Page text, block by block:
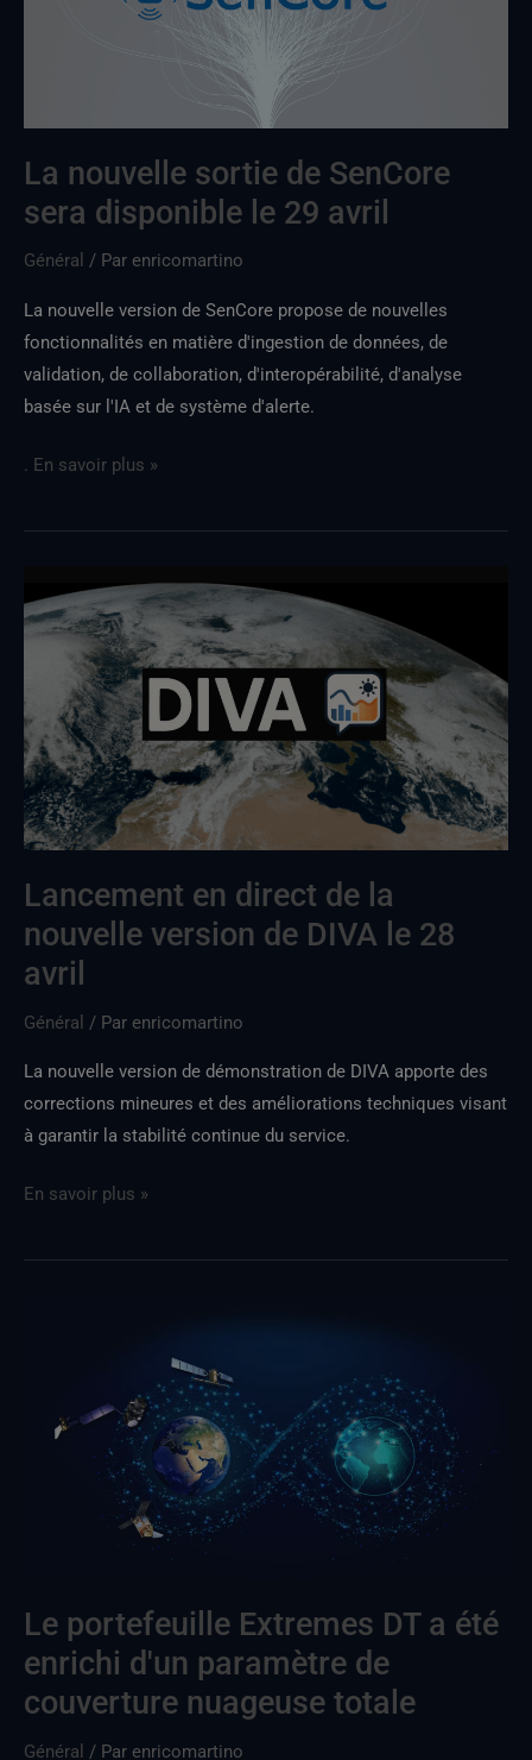
La nouvelle sortie de SenCore
sera disponible le 29 avril
Général / Par enricomartino
La nouvelle version de SenCore propose de nouvelles
fonctionnalités en matière d'ingestion de données, de
validation, de collaboration, d'interopérabilité, d'analyse
basée sur l'IA et de système d'alerte.
29
avril
. En savoir plus »
Lancement en direct de la
nouvelle version de DIVA le 28
avril
Général / Par enricomartino
La nouvelle version de démonstration de DIVA apporte des
corrections mineures et des améliorations techniques visant
à garantir la stabilité continue du service.
version
démo
DIVA
disponible
en
direct
28
avril
En savoir plus »
Le portefeuille Extremes DT a été
enrichi d'un paramètre de
couverture nuageuse totale
Général / Par enricomartino
s'enrichit
totale